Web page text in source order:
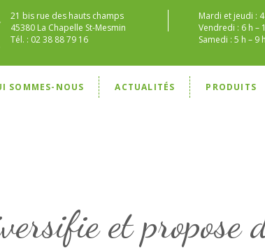
21 bis rue des hauts champs
45380 La Chapelle St-Mesmin
Tél. : 02 38 88 79 16
Mardi et jeudi :
Vendredi : 6 h –
Samedi : 5 h – 9 h
SOMMES-NOUS ACTUALITÉS PRODUITS
et propose